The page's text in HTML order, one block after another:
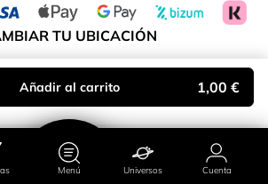
Menú Universos Cuenta
Añadir al carrito 1,00 €
TU UBICACIÓN
y Baleares